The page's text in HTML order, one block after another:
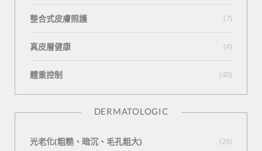
整合式皮膚照護 (7)
真皮層健康 (4)
體重控制 (40)
DERMATOLOGIC
光老化(粗糙、暗沉、毛孔粗大) (26)